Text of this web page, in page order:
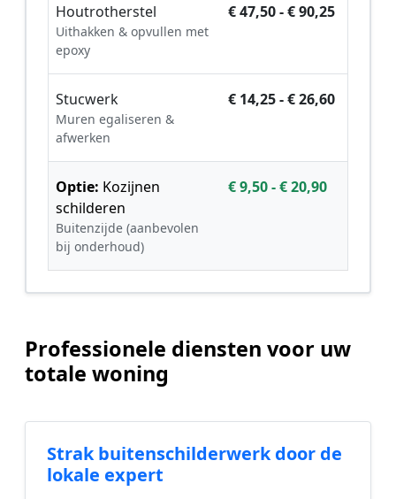
Houtrotherstel
Uithakken & opvullen met
epoxy
€ 47,50 - € 90,25
Stucwerk
Muren egaliseren &
afwerken
€ 14,25 - € 26,60
Optie: Kozijnen
schilderen
Buitenzijde (aanbevolen
bij onderhoud)
€ 9,50 - € 20,90
Professionele diensten voor uw
totale woning
Strak buitenschilderwerk door de
lokale expert